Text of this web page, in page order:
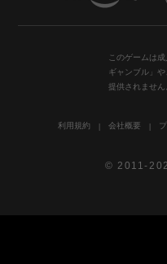
このゲームは
ギャンブル」
提供されませ
利用規約 会社概要
© 2011-